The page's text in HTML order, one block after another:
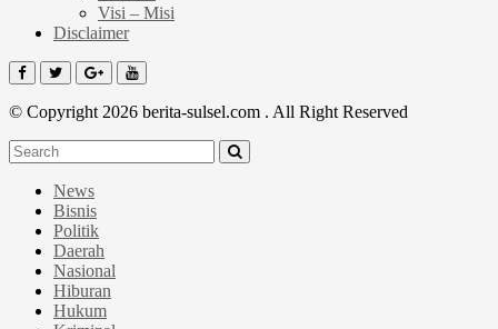
Visi – Misi
Disclaimer
© Copyright 2026 berita-sulsel.com . All Right Reserved
News
Bisnis
Politik
Daerah
Nasional
Hiburan
Hukum